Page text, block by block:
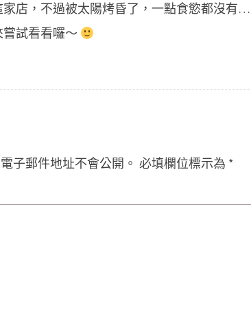
家店，不過被太陽烤昏了，一點食慾都沒有…
試看看囉～
子郵件地址不會公開。 必填欄位標示為 *